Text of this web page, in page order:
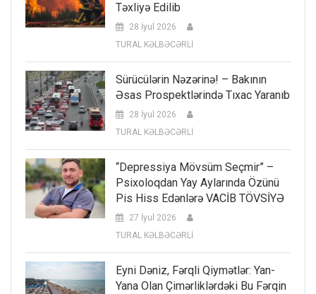
Təxliyə Edilib
28 İyul 2026
TURAL KƏLBƏCƏRLİ
Sürücülərin Nəzərinə! – Bakının
Əsas Prospektlərində Tıxac Yaranıb
28 İyul 2026
TURAL KƏLBƏCƏRLİ
“Depressiya Mövsüm Seçmir” –
Psixoloqdan Yay Aylarında Özünü
Pis Hiss Edənlərə VACİB TÖVSİYƏ
27 İyul 2026
TURAL KƏLBƏCƏRLİ
Eyni Dəniz, Fərqli Qiymətlər: Yan-
Yana Olan Çimərliklərdəki Bu Fərqin